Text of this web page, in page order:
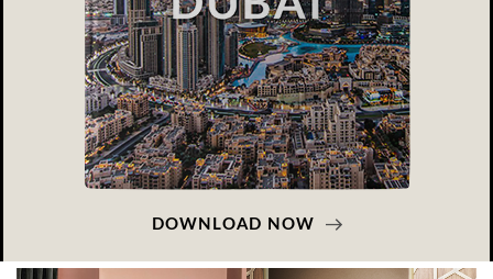
DOWNLOAD NOW